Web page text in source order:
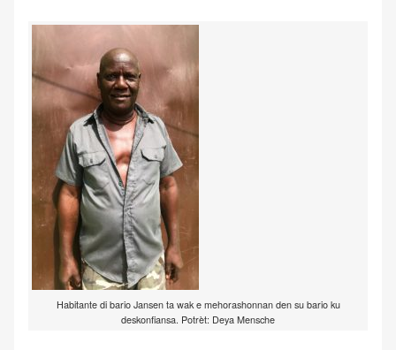
Habitante di bario Jansen ta wak e mehorashonnan den su bario ku
deskonfiansa. Potrèt: Deya Mensche